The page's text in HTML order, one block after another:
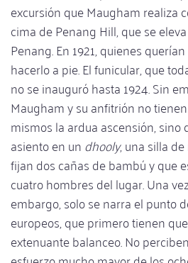
excursión que Maugham realiza
cima de Penang Hill, que se
Penang. En 1921, quienes
hacerlo a pie. El funicular, que
no se inauguró hasta 1924. Sin
Maugham y su anfitrión no
mismos la ardua ascensión, sino
asiento en undhooly, una silla
fijan dos cañas de bambú y que
cuatro hombres del lugar. Una
embargo, solo se narra el punto
europeos, que primero tienen
extenuante balanceo. No